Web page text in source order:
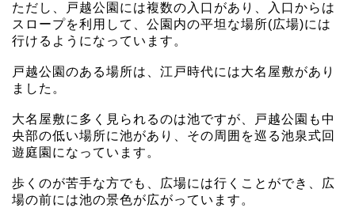
ただし、戸越公園には複数の入口があり、入口からは
スロープを利用して、公園内の平坦な場所(広場)には
行けるようになっています。
戸越公園のある場所は、江戸時代には大名屋敷があり
ました。
大名屋敷に多く見られるのは池ですが、戸越公園も中
央部の低い場所に池があり、その周囲を巡る池泉式回
遊庭園になっています。
歩くのが苦手な方でも、広場には行くことができ、広
場の前には池の景色が広がっています。